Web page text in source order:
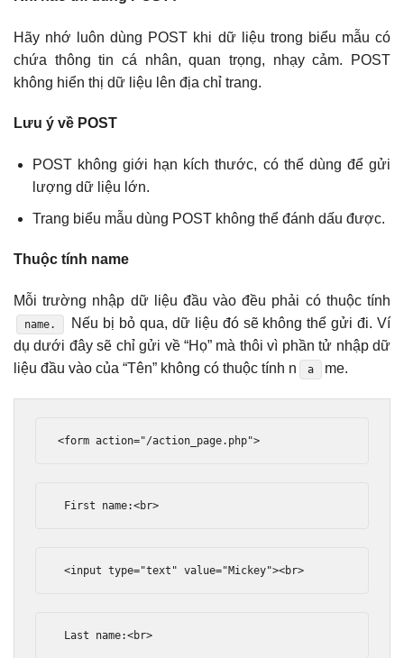
Hãy nhớ luôn dùng POST khi dữ liệu trong biểu mẫu có
chứa thông tin cá nhân, quan trọng, nhạy cảm. POST
không hiển thị dữ liệu lên địa chỉ trang.
Lưu ý về POST
POST không giới hạn kích thước, có thể dùng để gửi
lượng dữ liệu lớn.
Trang biểu mẫu dùng POST không thể đánh dấu được.
Thuộc tính name
Mỗi trường nhập dữ liệu đầu vào đều phải có thuộc tính
name.
Nếu bị bỏ qua, dữ liệu đó sẽ không thể gửi đi. Ví
dụ dưới đây sẽ chỉ gửi về “Họ” mà thôi vì phần tử nhập dữ
liệu đầu vào của “Tên” không có thuộc tính n
a me.
<form action="/action_page.php">
First name:<br>
<input type="text" value="Mickey"><br>
Last name:<br>